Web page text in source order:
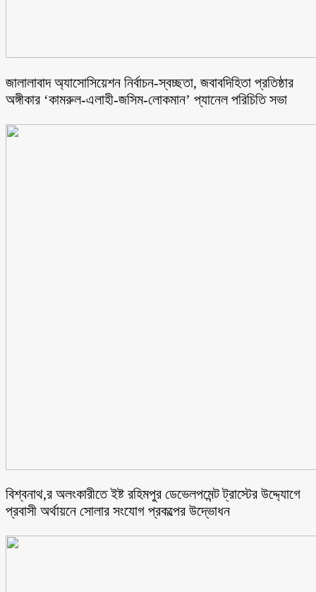
জালালাবাদ অ্যাসোসিয়েশন নির্বাচন-স্বচ্ছতা, জবাবদিহিতা প্রতিষ্ঠার
অঙ্গীকার ‘কামরুল-এলাহী-জসিম-লোকমান’ প্যানেল পরিচিতি সভা
বিশ্বনাথ,র অলংকারীতে ইষ্ট রহিমপুর ডেভেলপমেন্ট ট্রাস্টের উদ্দ্যোগে
প্রবাসী অর্থায়নে সোলার সংযোগ প্রকল্পের উদ্ভোধন